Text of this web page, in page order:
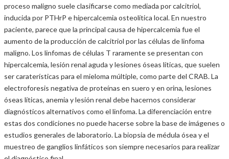
proceso maligno suele clasificarse como mediada por calcitriol,
inducida por PTHrP e hipercalcemia osteolítica local. En nuestro
paciente, parece que la principal causa de hipercalcemia fue el
aumento de la producción de calcitriol por las células de linfoma
maligno. Los linfomas de células T raramente se presentan con
hipercalcemia, lesión renal aguda y lesiones óseas líticas, que suelen
ser caraterísticas para el mieloma múltiple, como parte del CRAB. La
electroforesis negativa de proteínas en suero y en orina, lesiones
óseas líticas, anemia y lesión renal debe hacernos considerar
diagnósticos alternativos como el linfoma. La diferenciación entre
estas dos condiciones no puede hacerse sobre la base de imágenes o
estudios generales de laboratorio. La biopsia de médula ósea y el
muestreo de ganglios linfáticos son siempre necesarios para realizar